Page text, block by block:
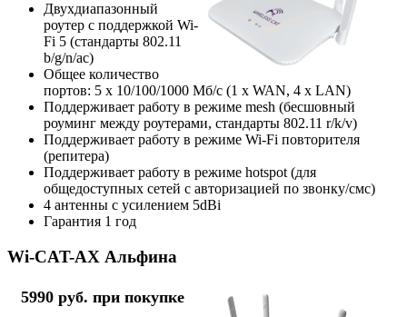
Двухдиапазонный
роутер с поддержкой Wi-
Fi 5 (стандарты 802.11
b/g/n/ac)
Общее количество
портов: 5 х 10/100/1000 Мб/с (1 x WAN, 4 x LAN)
Поддерживает работу в режиме mesh (бесшовный
роуминг между роутерами, стандарты 802.11 r/k/v)
Поддерживает работу в режиме Wi-Fi повторителя
(репитера)
Поддерживает работу в режиме hotspot (для
общедоступных сетей с авторизацией по звонку/смс)
4 антенны с усилением 5dBi
Гарантия 1 год
Wi-CAT-AX Альфина
5990 руб. при покупке